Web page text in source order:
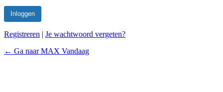
Registreren | Je wachtwoord vergeten?
← Ga naar MAX Vandaag